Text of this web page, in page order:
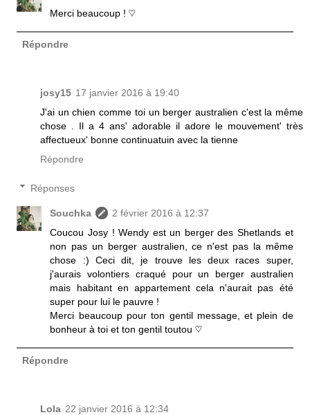
Merci beaucoup ! ♡
Répondre
josy15 17 janvier 2016 à 19:40
J'ai un chien comme toi un berger australien c'est la même
chose . Il a 4 ans' adorable il adore le mouvement' très
affectueux' bonne continuatuin avec la tienne
Répondre
Réponses
Souchka
2 février 2016 à 12:37
Coucou Josy ! Wendy est un berger des Shetlands et
non pas un berger australien, ce n'est pas la même
chose :) Ceci dit, je trouve les deux races super,
j'aurais volontiers craqué pour un berger australien
mais habitant en appartement cela n'aurait pas été
super pour lui le pauvre !
Merci beaucoup pour ton gentil message, et plein de
bonheur à toi et ton gentil toutou ♡
Répondre
Lola 22 janvier 2016 à 12:34